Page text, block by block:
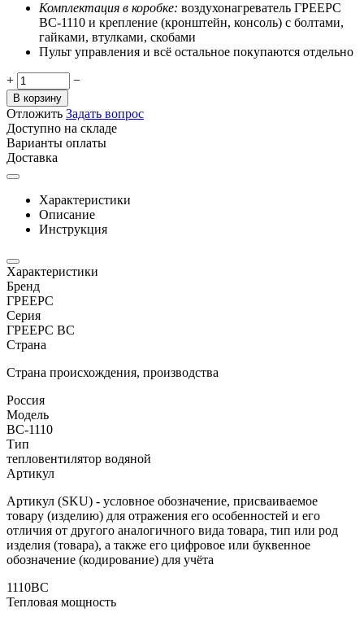
Комплектация в коробке: воздухонагреватель ГРЕЕРС
ВС-1110 и крепление (кронштейн, консоль) с болтами,
гайками, втулками, скобами
Пульт управления и всё остальное покупаются отдельно
+ −
В корзину
Отложить Задать вопрос
Доступно на складе
Варианты оплаты
Доставка
Характеристики
Описание
Инструкция
Характеристики
Бренд
ГРЕЕРС
Серия
ГРЕЕРС ВС
Страна
Страна происхождения, производства
Россия
Модель
ВС-1110
Тип
тепловентилятор водяной
Артикул
Артикул (SKU) - условное обозначение, присваиваемое
товару (изделию) для отражения его особенностей и его
отличия от другого аналогичного вида товара, тип или род
изделия (товара), а также его цифровое или буквенное
обозначение (кодирование) для учёта
1110ВС
Тепловая мощность